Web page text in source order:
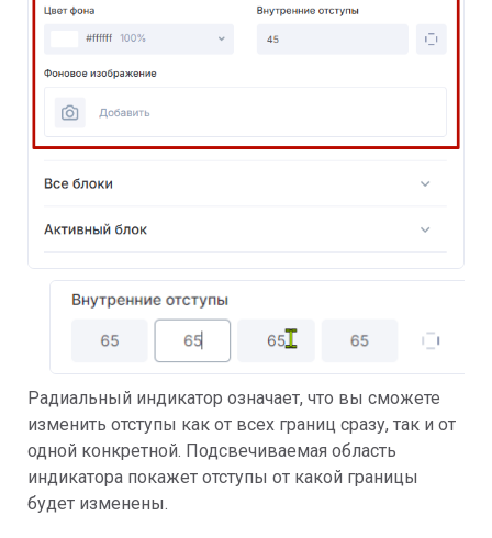
Радиальный индикатор означает, что вы сможете
изменить отступы как от всех границ сразу, так и от
одной конкретной. Подсвечиваемая область
индикатора покажет отступы от какой границы
будет изменены.